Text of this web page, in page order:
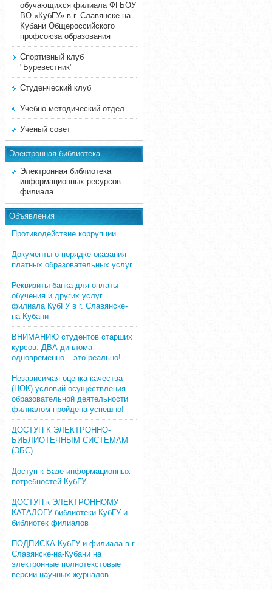
обучающихся филиала ФГБОУ
ВО «КубГУ» в г. Славянске-на-
Кубани Общероссийского
профсоюза образования
Спортивный клуб
"Буревестник"
Студенческий клуб
Учебно-методический отдел
Ученый совет
Электронная библиотека
Электронная библиотека
информационных ресурсов
филиала
Объявления
Противодействие коррупции
Документы о порядке оказания
платных образовательных услуг
Реквизиты банка для оплаты
обучения и других услуг
филиала КубГУ в г. Славянске-
на-Кубани
ВНИМАНИЮ студентов старших
курсов: ДВА диплома
одновременно – это реально!
Независимая оценка качества
(НОК) условий осуществления
образовательной деятельности
филиалом пройдена успешно!
ДОСТУП К ЭЛЕКТРОННО-
БИБЛИОТЕЧНЫМ СИСТЕМАМ
(ЭБС)
Доступ к Базе информационных
потребностей КубГУ
ДОСТУП к ЭЛЕКТРОННОМУ
КАТАЛОГУ библиотеки КубГУ и
библиотек филиалов
ПОДПИСКА КубГУ и филиала в г.
Славянске-на-Кубани на
электронные полнотекстовые
версии научных журналов